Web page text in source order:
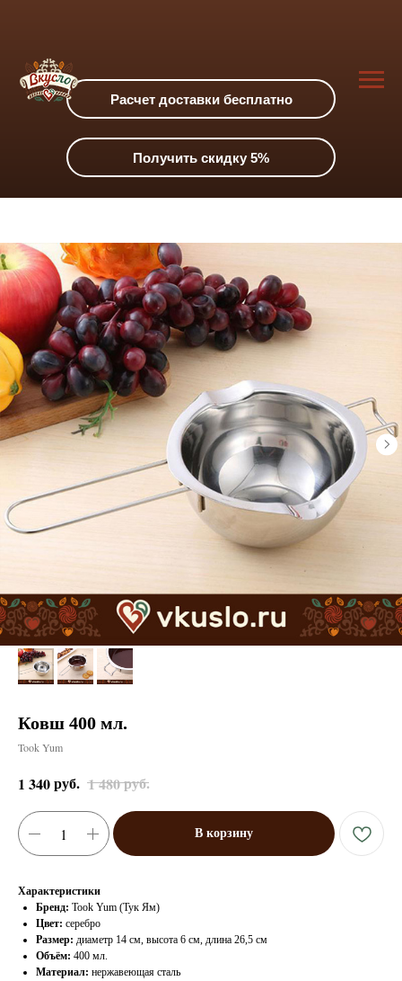
Получить скидку 5%
Расчет доставки бесплатно
Ковш 400 мл.
Took Yum
1 340руб. 1 480руб.
В корзину
Характеристики
Бренд: Took Yum (Тук Ям)
Цвет: серебро
Размер: диаметр 14 см, высота 6 см, длина 26,5 см
Объём: 400 мл.
Материал: нержавеющая сталь